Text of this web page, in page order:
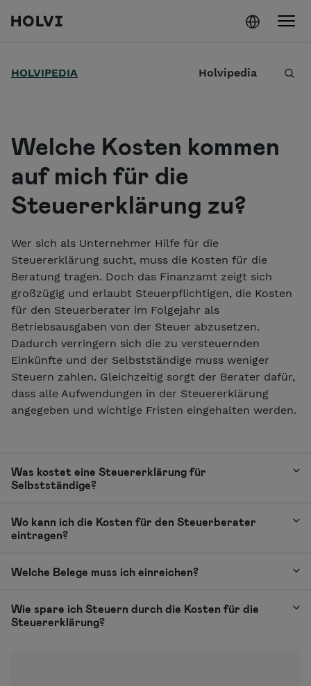
Holvi
HOLVIPEDIA Holvipedia
S
Welche Kosten kommen
auf mich für die
Steuererklärung zu?
Wer sich als Unternehmer Hilfe für die
Steuererklärung sucht, muss die Kosten für die
Beratung tragen. Doch das Finanzamt zeigt sich
großzügig und erlaubt Steuerpflichtigen, die Kosten
für den Steuerberater im Folgejahr als
Betriebsausgaben von der Steuer abzusetzen.
Dadurch verringern sich die zu versteuernden
Einkünfte und der Selbstständige muss weniger
Steuern zahlen. Gleichzeitig sorgt der Berater dafür,
dass alle Aufwendungen in der Steuererklärung
angegeben und wichtige Fristen eingehalten werden.
Was kostet eine Steuererklärung für
Selbstständige?
Wo kann ich die Kosten für den Steuerberater
eintragen?
Welche Belege muss ich einreichen?
Wie spare ich Steuern durch die Kosten für die
Steuererklärung?